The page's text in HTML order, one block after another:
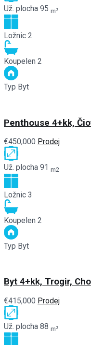
Už. plocha 95 m²
Ložnic 2
Koupelen 2
Typ Byt
Penthouse 4+kk,
€450,000 Prodej
Už. plocha 91 m2
Ložnic 3
Koupelen 2
Typ Byt
Byt 4+kk, Trogir,
€415,000 Prodej
Už. plocha 88 m²